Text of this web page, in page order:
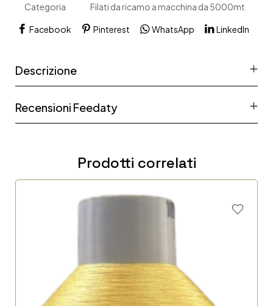
Categoria Filati da ricamo a macchina da 5000mt
Facebook Pinterest WhatsApp LinkedIn
Descrizione
Recensioni Feedaty
Prodotti correlati